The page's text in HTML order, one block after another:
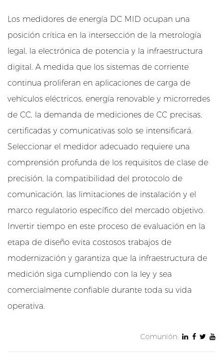
i
ó
n
e
n
t
e
g
c
i
ó
n
d
s
i
s
t
e
Los medidores de energía DC MID ocupan una
posición crítica en la intersección de la metrología
legal, la electrónica de potencia y la infraestructura
digital. A medida que los sistemas de corriente
continua proliferan en aplicaciones de carga de
vehículos eléctricos, energía renovable y microrredes
de CC, la demanda de mediciones de CC precisas,
certificadas y comunicativas solo se intensificará.
Seleccionar el medidor adecuado requiere una
comprensión profunda de los requisitos de clase de
precisión, la compatibilidad del protocolo de
comunicación, las limitaciones de instalación y el
marco regulatorio específico del mercado objetivo.
Invertir tiempo en este proceso de evaluación en la
etapa de diseño evita costosos trabajos de
modernización y garantiza que la infraestructura de
medición siga cumpliendo con la ley y sea
comercialmente confiable durante toda su vida
operativa.
Comunión: